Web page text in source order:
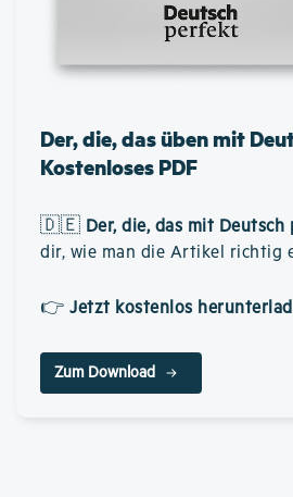
Der, die, das üben mit
Kostenloses PDF
🇩🇪 Der, die, das mit Deutsch
dir, wie man die Artikel richtig
👉 Jetzt kostenlos
Zum Download